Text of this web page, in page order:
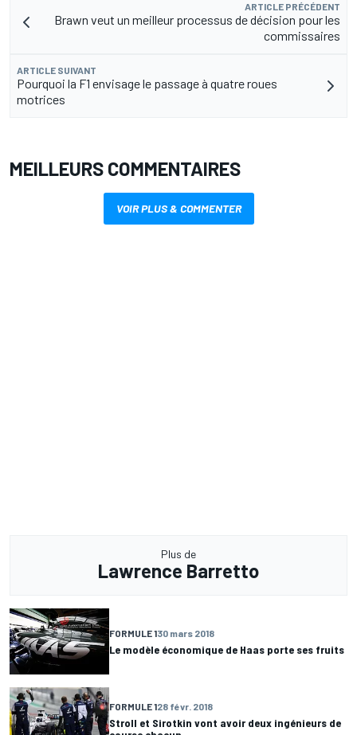
ARTICLE PRÉCÉDENT
Brawn veut un meilleur processus de décision pour les
commissaires
ARTICLE SUIVANT
Pourquoi la F1 envisage le passage à quatre roues
motrices
MEILLEURS COMMENTAIRES
VOIR PLUS & COMMENTER
Plus de
Lawrence Barretto
FORMULE 130 mars 2018
Le modèle économique de Haas porte ses fruits
FORMULE 128 févr. 2018
Stroll et Sirotkin vont avoir deux ingénieurs de